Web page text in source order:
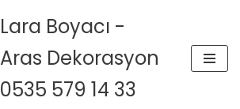
Lara Boyacı -
Aras Dekorasyon
0535 579 14 33